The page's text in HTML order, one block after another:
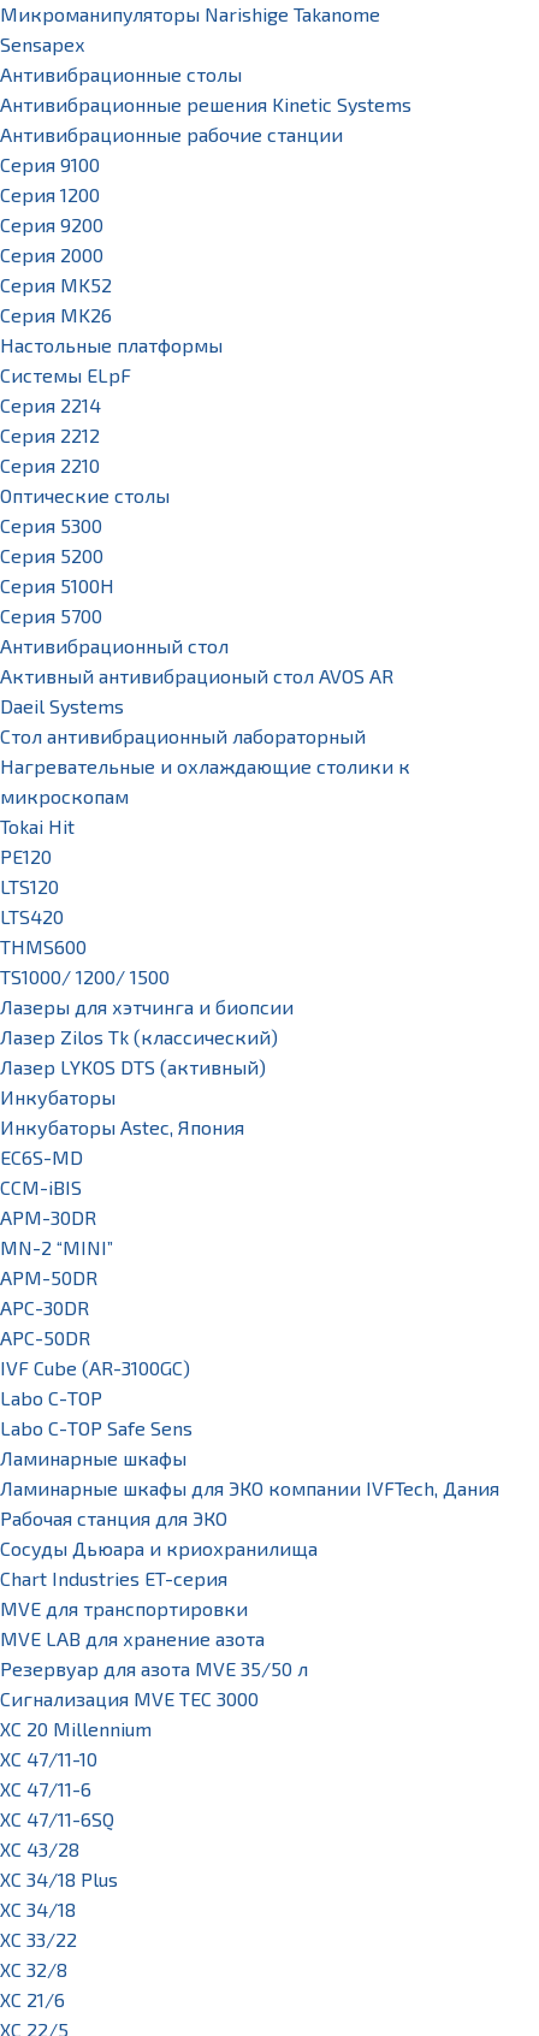
Микроманипуляторы Narishige Takanome
Sensapex
Антивибрационные столы
Антивибрационные решения Kinetic Systems
Антивибрационные рабочие станции
Серия 9100
Серия 1200
Серия 9200
Серия 2000
Серия MK52
Серия MK26
Настольные платформы
Системы ELpF
Серия 2214
Серия 2212
Серия 2210
Оптические столы
Серия 5300
Серия 5200
Серия 5100H
Серия 5700
Антивибрационный стол
Активный антивибрационый стол AVOS AR
Daeil Systems
Стол антивибрационный лабораторный
Нагревательные и охлаждающие столики к
микроскопам
Tokai Hit
PE120
LTS120
LTS420
THMS600
TS1000/ 1200/ 1500
Лазеры для хэтчинга и биопсии
Лазер Zilos Tk (классический)
Лазер LYKOS DTS (активный)
Инкубаторы
Инкубаторы Astec, Япония
EC6S-MD
CCM-iBIS
APM-30DR
MN-2 “MINI”
APM-50DR
APC-30DR
APC-50DR
IVF Cube (AR-3100GC)
Labo С-ТОР
Labo С-ТОР Safe Sens
Ламинарные шкафы
Ламинарные шкафы для ЭКО компании IVFTech, Дания
Рабочая станция для ЭКО
Сосуды Дьюара и криохранилища
Chart Industries ET-серия
MVE для транспортировки
MVE LAB для хранение азота
Резервуар для азота MVE 35/50 л
Сигнализация MVE TEC 3000
XC 20 Millennium
XC 47/11-10
XC 47/11-6
XC 47/11-6SQ
XC 43/28
XC 34/18 Plus
XC 34/18
XC 33/22
XC 32/8
XC 21/6
XC 22/5